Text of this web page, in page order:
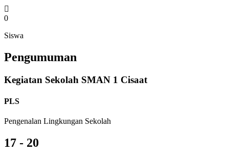
0
Siswa
Pengumuman
Kegiatan Sekolah SMAN 1 Cisaat
PLS
Pengenalan Lingkungan Sekolah
17 - 20